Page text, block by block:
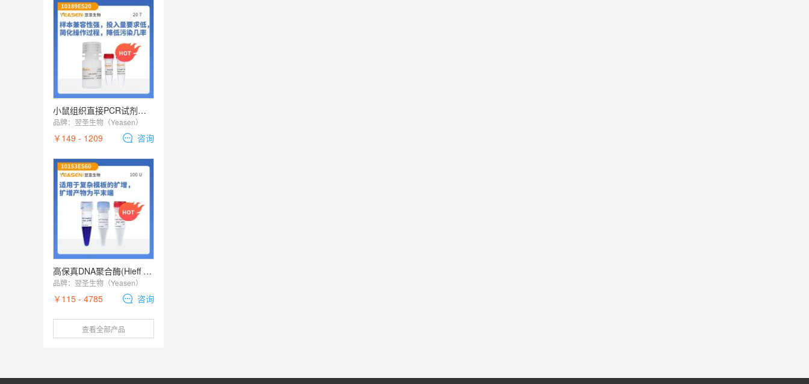
小鼠组织直接PCR试剂盒 Mouse Tissue Direct PCR Kit Plus
品牌： 翌圣生物（Yeasen）
￥149 - 1209 咨询
高保真DNA聚合酶(Hieff Canace® Plus High-Fidelity DNA Polymerase)
品牌： 翌圣生物（Yeasen）
￥115 - 4785 咨询
查看全部产品